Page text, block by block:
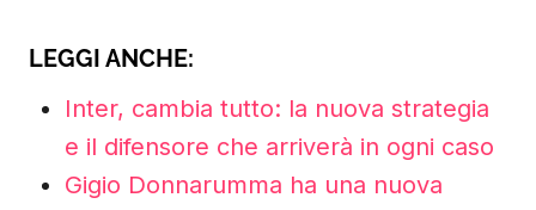
LEGGI ANCHE:
Inter, cambia tutto: la nuova strategia
e il difensore che arriverà in ogni caso
Gigio Donnarumma ha una nuova